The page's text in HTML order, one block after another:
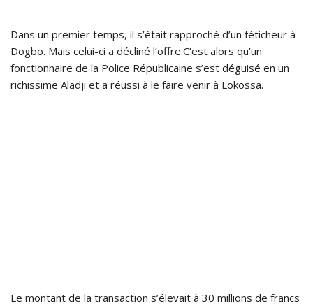
Dans un premier temps, il s’était rapproché d’un féticheur à
Dogbo. Mais celui-ci a décliné l’offre.C’est alors qu’un
fonctionnaire de la Police Républicaine s’est déguisé en un
richissime Aladji et a réussi à le faire venir à Lokossa.
Le montant de la transaction s’élevait à 30 millions de francs